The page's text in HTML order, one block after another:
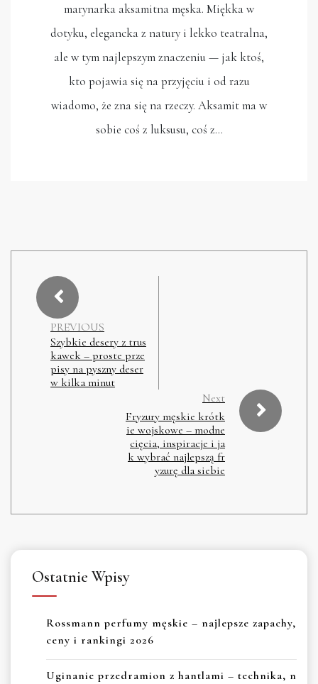
marynarka aksamitna męska. Miękka w
dotyku, elegancka z natury i lekko teatralna,
ale w tym najlepszym znaczeniu — jak ktoś,
kto pojawia się na przyjęciu i od razu
wiadomo, że zna się na rzeczy. Aksamit ma w
sobie coś z luksusu, coś z…
PREVIOUS
Szybkie desery z trus
kawek – proste prze
pisy na pyszny deser
w kilka minut
Next
Fryzury męskie krótk
ie wojskowe – modne
cięcia, inspiracje i ja
k wybrać najlepszą fr
yzurę dla siebie
Ostatnie Wpisy
Rossmann perfumy męskie – najlepsze zapachy,
ceny i rankingi 2026
Uginanie przedramion z hantlami – technika, n